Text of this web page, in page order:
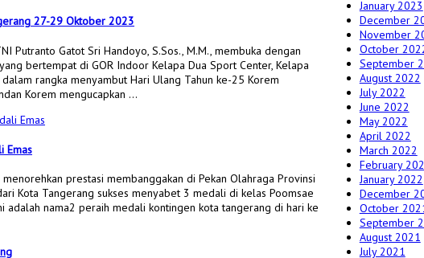
27-29 Oktober 2023
Putranto Gatot Sri Handoyo, S.Sos., M.M., membuka dengan
bertempat di GOR Indoor Kelapa Dua Sport Center, Kelapa
rangka menyambut Hari Ulang Tahun ke-25 Korem
Korem mengucapkan …
Emas
prestasi membanggakan di Pekan Olahraga Provinsi
Kota Tangerang sukses menyabet 3 medali di kelas Poomsae
adalah nama2 peraih medali kontingen kota tangerang di hari ke
January 2023
December
November
October
September
August 2022
July 2022
June 2022
May 2022
April 2022
March 2022
February
January 2022
December
October
September
August 2021
July 2021